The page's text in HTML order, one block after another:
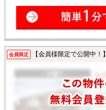
会員限定 【会員様限定で公開中！】